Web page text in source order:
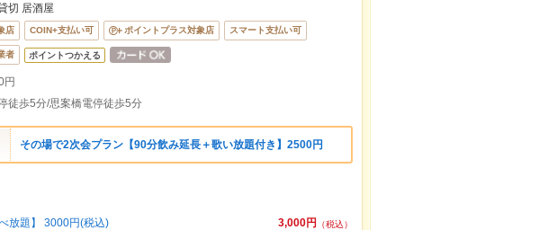
切 居酒屋
店 COIN+支払い可 ポイントプラス対象店 スマート支払い可
者 ポイントつかえる
円
徒歩5分/思案橋電停徒歩5分
その場で2次会プラン【90分飲み延長＋歌い放題付き】2500円
3,000円
（税込）
放題】 3000円(税込)